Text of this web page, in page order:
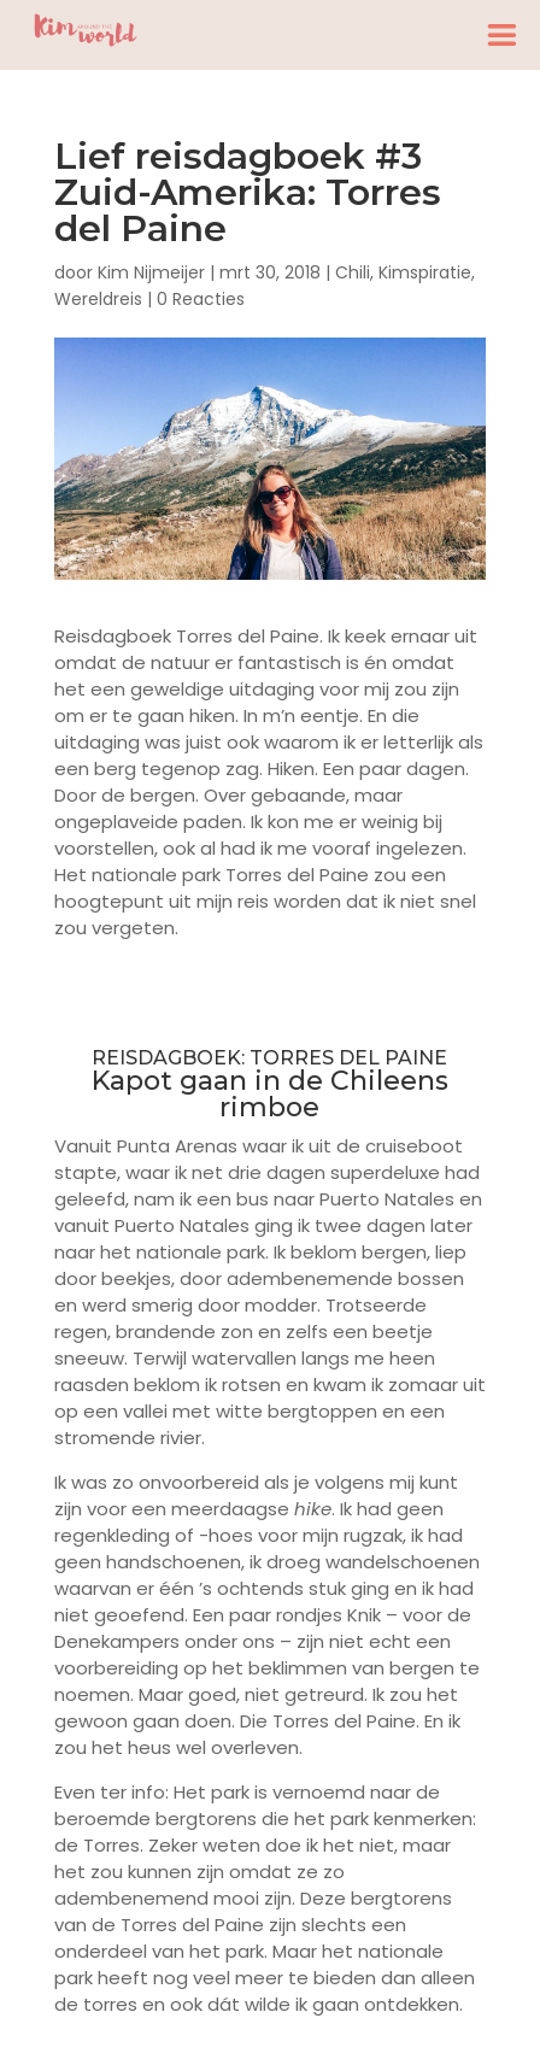
Lief reisdagboek #3
Zuid-Amerika: Torres
del Paine
door Kim Nijmeijer| mrt 30, 2018 | Chili, Kimspiratie,
Wereldreis | 0 Reacties
Reisdagboek Torres del Paine. Ik keek ernaar uit
omdat de natuur er fantastisch is én omdat
het een geweldige uitdaging voor mij zou zijn
om er te gaan hiken. In m’n eentje. En die
uitdaging was juist ook waarom ik er letterlijk als
een berg tegenop zag. Hiken. Een paar dagen.
Door de bergen. Over gebaande, maar
ongeplaveide paden. Ik kon me er weinig bij
voorstellen, ook al had ik me vooraf ingelezen.
Het nationale park Torres del Paine zou een
hoogtepunt uit mijn reis worden dat ik niet snel
zou vergeten.
REISDAGBOEK: TORRES DEL PAINE
Kapot gaan in de Chileens
rimboe
Vanuit Punta Arenas waar ik uit de cruiseboot
stapte, waar ik net drie dagen superdeluxe had
geleefd, nam ik een bus naar Puerto Natales en
vanuit Puerto Natales ging ik twee dagen later
naar het nationale park. Ik beklom bergen, liep
door beekjes, door adembenemende bossen
en werd smerig door modder. Trotseerde
regen, brandende zon en zelfs een beetje
sneeuw. Terwijl watervallen langs me heen
raasden beklom ik rotsen en kwam ik zomaar uit
op een vallei met witte bergtoppen en een
stromende rivier.
Ik was zo onvoorbereid als je volgens mij kunt
zijn voor een meerdaagse hike. Ik had geen
regenkleding of -hoes voor mijn rugzak, ik had
geen handschoenen, ik droeg wandelschoenen
waarvan er één ’s ochtends stuk ging en ik had
niet geoefend. Een paar rondjes Knik – voor de
Denekampers onder ons – zijn niet echt een
voorbereiding op het beklimmen van bergen te
noemen. Maar goed, niet getreurd. Ik zou het
gewoon gaan doen. Die Torres del Paine. En ik
zou het heus wel overleven.
Even ter info: Het park is vernoemd naar de
beroemde bergtorens die het park kenmerken:
de Torres. Zeker weten doe ik het niet, maar
het zou kunnen zijn omdat ze zo
adembenemend mooi zijn. Deze bergtorens
van de Torres del Paine zijn slechts een
onderdeel van het park. Maar het nationale
park heeft nog veel meer te bieden dan alleen
de torres en ook dát wilde ik gaan ontdekken.